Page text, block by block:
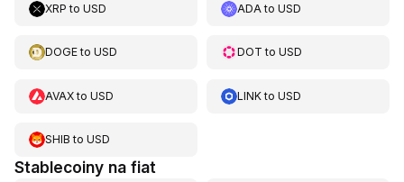
XRP to USD ADA toUSD
DOGEto USD DOT toUSD
AVAXto USD LINKtoUSD
SHIB to USD
Stablecoiny na fiat